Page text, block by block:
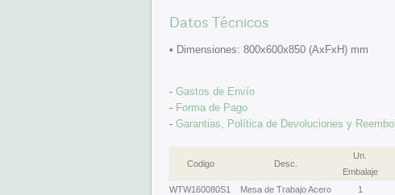
Datos Técnicos
• Dimensiones: 800x600x850 (AxFxH) mm
- Gastos de Envío
- Forma de Pago
- Garantias, Política de Devoluciones y
Codigo Desc.
Un.
Embalaje
WTW160080S1
Mesa de Trabajo Acero
1